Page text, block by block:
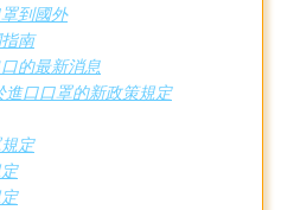
到國外
南
的最新消息
口口罩的新政策規定
定